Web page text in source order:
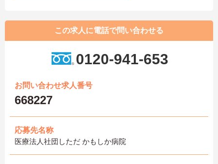
この求人に電話で問い合わせる
0120-941-653
お問い合わせ求人番号
668227
応募先名称
医療法人社団しただ かもしか病院